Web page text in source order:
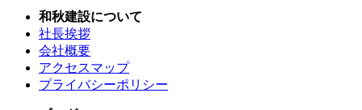
和秋建設について
社長挨拶
会社概要
アクセスマップ
プライバシーポリシー